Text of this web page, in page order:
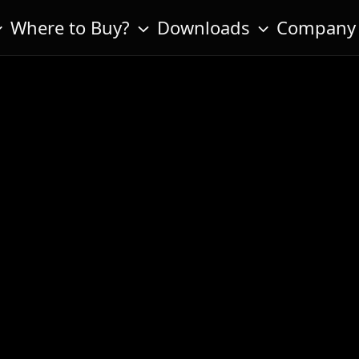
Where to Buy? Downloads Company